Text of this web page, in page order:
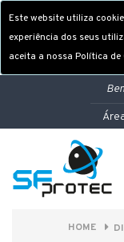
Este website utiliza
experiência dos seus
aceita a nossa Política de
HOME